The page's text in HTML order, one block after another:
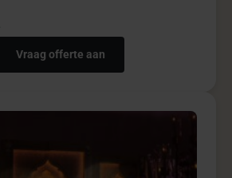
Vraag offerte aan